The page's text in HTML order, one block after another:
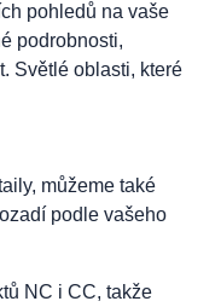
pohledů na vaše
podrobnosti,
Světlé oblasti, které
můžeme také
podle vašeho
NC i CC, takže